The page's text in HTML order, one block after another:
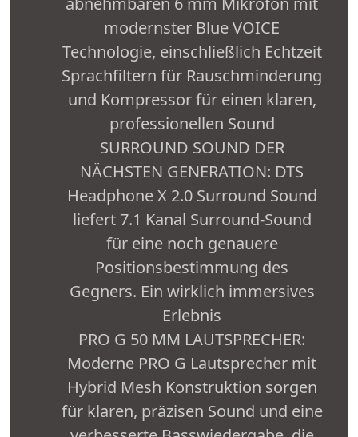
modernster Blue VOICE
Technologie, einschließlich Echtzeit
Sprachfiltern für Rauschminderung
und Kompressor für einen klaren,
professionellen Sound
SURROUND SOUND DER
NÄCHSTEN GENERATION: DTS
Headphone X 2.0 Surround Sound
liefert 7.1 Kanal Surround-Sound
für eine noch genauere
Positionsbestimmung des
Gegners. Ein wirklich immersives
Erlebnis
PRO G 50 MM LAUTSPRECHER:
Moderne PRO G Lautsprecher mit
Hybrid Mesh Konstruktion sorgen
für klaren, präzisen Sound und eine